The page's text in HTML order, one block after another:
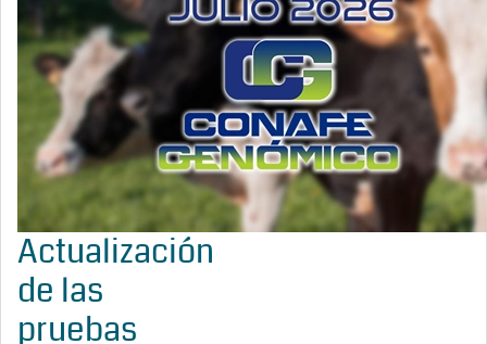
Actualización
de las
pruebas